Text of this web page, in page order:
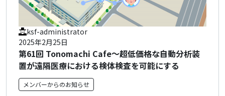
第61回 Tonomachi Cafe～超低価格な自動分析装
置が遠隔医療における検体検査を可能にする
2025年2月25日
ksf-administrator
メンバーからのお知らせ